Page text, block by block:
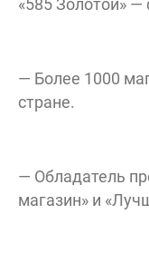
«585 Золотой»
— Более 1000
стране.
— Обладатель
магазин» и